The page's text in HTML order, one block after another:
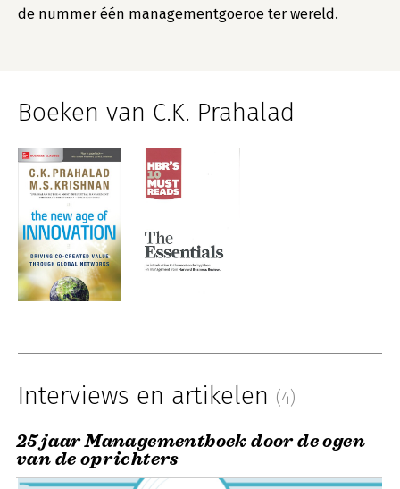
de nummer één managementgoeroe ter wereld.
Boeken van C.K. Prahalad
Interviews en artikelen (4)
25 jaar Managementboek door de ogen
van de oprichters